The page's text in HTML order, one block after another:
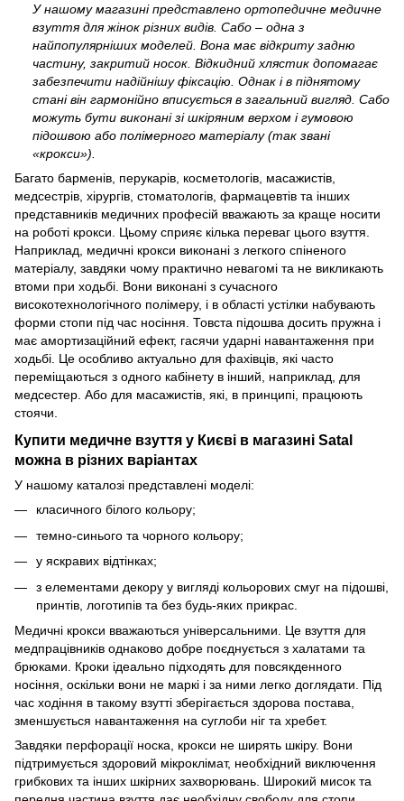
У нашому магазині представлено ортопедичне медичне
взуття для жінок різних видів. Сабо – одна з
найпопулярніших моделей. Вона має відкриту задню
частину, закритий носок. Відкидний хлястик допомагає
забезпечити надійнішу фіксацію. Однак і в піднятому
стані він гармонійно вписується в загальний вигляд. Сабо
можуть бути виконані зі шкіряним верхом і гумовою
підошвою або полімерного матеріалу (так звані
«крокси»).
Багато барменів, перукарів, косметологів, масажистів,
медсестрів, хірургів, стоматологів, фармацевтів та інших
представників медичних професій вважають за краще носити
на роботі крокси. Цьому сприяє кілька переваг цього взуття.
Наприклад, медичні крокси виконані з легкого спіненого
матеріалу, завдяки чому практично невагомі та не викликають
втоми при ходьбі. Вони виконані з сучасного
високотехнологічного полімеру, і в області устілки набувають
форми стопи під час носіння. Товста підошва досить пружна і
має амортизаційний ефект, гасячи ударні навантаження при
ходьбі. Це особливо актуально для фахівців, які часто
переміщаються з одного кабінету в інший, наприклад, для
медсестер. Або для масажистів, які, в принципі, працюють
стоячи.
Купити медичне взуття у Києві в магазині Satal
можна в різних варіантах
У нашому каталозі представлені моделі:
класичного білого кольору;
темно-синього та чорного кольору;
у яскравих відтінках;
з елементами декору у вигляді кольорових смуг на підошві,
принтів, логотипів та без будь-яких прикрас.
Медичні крокси вважаються універсальними. Це взуття для
медпрацівників однаково добре поєднується з халатами та
брюками. Кроки ідеально підходять для повсякденного
носіння, оскільки вони не маркі і за ними легко доглядати. Під
час ходіння в такому взутті зберігається здорова постава,
зменшується навантаження на суглоби ніг та хребет.
Завдяки перфорації носка, крокси не ширять шкіру. Вони
підтримується здоровий мікроклімат, необхідний виключення
грибкових та інших шкірних захворювань. Широкий мисок та